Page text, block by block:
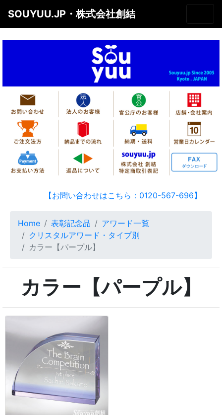
SOUYUU.JP・株式会社創結
【お問い合わせはこちら：0120-567-696】
Home 表彰記念品
アワード一覧
クリスタルアワード・タイプ別
カラー【パープル】
カラー【パープル】